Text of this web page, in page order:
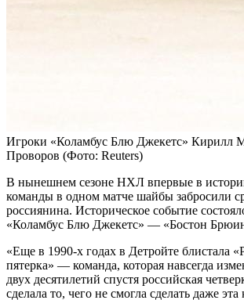
Игроки «Коламбус Блю Джекетс» Кирилл
Проворов (Фото: Reuters)
В нынешнем сезоне НХЛ впервые в
команды в одном матче шайбы забросили
россиянина. Историческое событие
«Коламбус Блю Джекетс» — «Бостон
«Еще в 1990-х годах в Детройте блистала
пятерка» — команда, которая навсегда
двух десятилетий спустя российская
сделала то, чего не смогла сделать даже